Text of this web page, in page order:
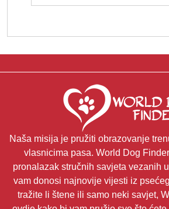
Naša misija je pružiti obrazovanje
vlasnicima pasa. World Dog
pronalazak stručnih savjeta vezanih
vam donosi najnovije vijesti iz
tražite li štene ili samo neki savjet,